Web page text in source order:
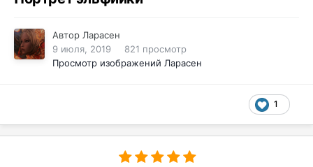
Автор Ларасен
9 июля, 2019
821 просмотр
Просмотр изображений Ларасен
1